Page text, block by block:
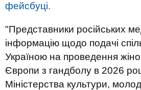
фейсбуці.
"Представники російських
інформацію щодо подачі
Україною на проведення
Європи з гандболу в 2026
Міністерства культури,